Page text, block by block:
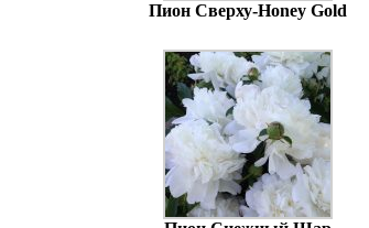
Пион Сверху-Honey Gold